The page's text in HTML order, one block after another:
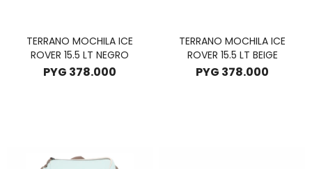
TERRANO MOCHILA ICE
ROVER 15.5 LT NEGRO
PYG 378.000
TERRANO MOCHILA ICE
ROVER 15.5 LT BEIGE
PYG 378.000